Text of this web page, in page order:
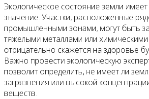
Экологическое состояние земли
значение. Участки, расположенные
промышленными зонами, могут быть
тяжелыми металлами или
отрицательно скажется на здоровье
Важно провести экологическую
позволит определить, не имеет ли
загрязнения или высокой
веществ.